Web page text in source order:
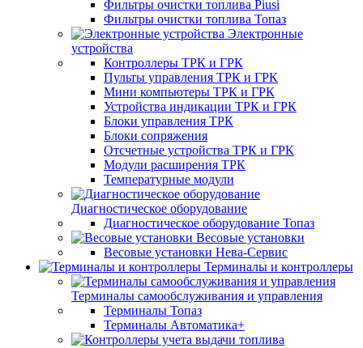
Фильтры очистки топлива Piusi
Фильтры очистки топлива Топаз
Электронные
устройства
Контроллеры ТРК и ГРК
Пульты управления ТРК и ГРК
Мини компьютеры ТРК и ГРК
Устройства индикации ТРК и ГРК
Блоки управления ТРК
Блоки сопряжения
Отсчетные устройства ТРК и ГРК
Модули расширения ТРК
Температурные модули
Диагностическое оборудование
Диагностическое оборудование Топаз
Весовые установки
Весовые установки Нева-Сервис
Терминалы и контроллеры
Терминалы самообслуживания и управления
Терминалы Топаз
Терминалы Автоматика+